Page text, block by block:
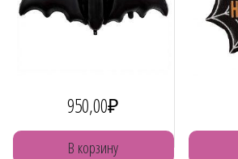
950,00₽
В корзину